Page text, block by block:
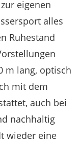
eigenen
alles
Ruhestand
m lang, optisch
mit dem
auch bei
nachhaltig
wieder eine